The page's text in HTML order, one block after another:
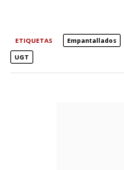
ETIQUETAS Empantallados
UGT